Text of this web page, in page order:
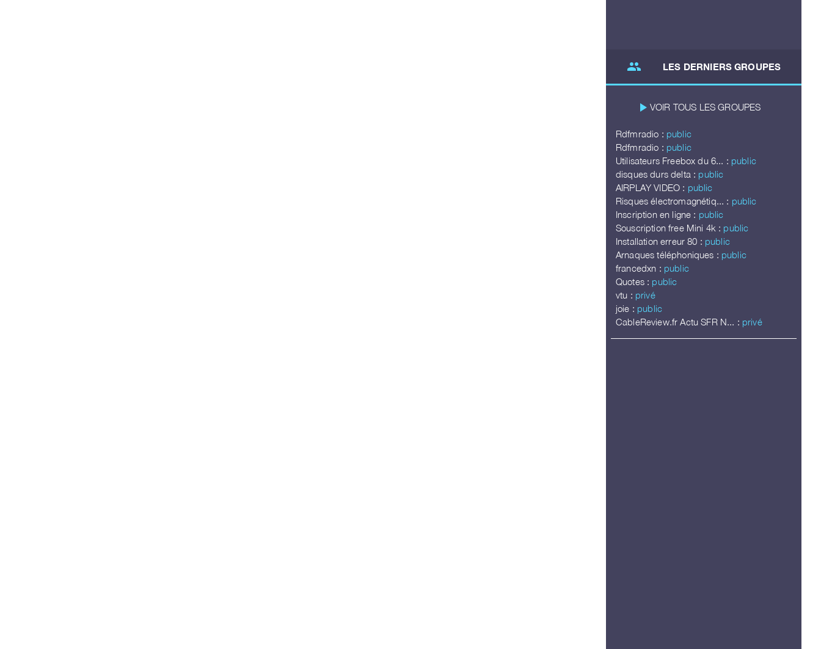
group LES DERNIERS GROUPES
play_arrow VOIR TOUS LES GROUPES
Rdfmradio : public
Rdfmradio : public
Utilisateurs Freebox du 6... : public
disques durs delta : public
AIRPLAY VIDEO : public
Risques électromagnétiq... : public
Inscription en ligne : public
Souscription free Mini 4k : public
Installation erreur 80 : public
Arnaques téléphoniques : public
francedxn : public
Quotes : public
vtu : privé
joie : public
CableReview.fr Actu SFR N... : privé